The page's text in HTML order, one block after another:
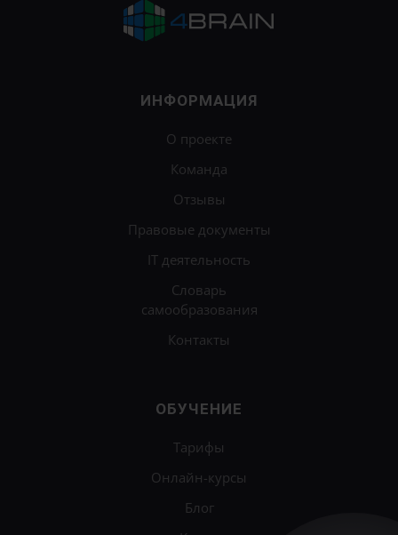
ИНФОРМАЦИЯ
О проекте
Команда
Отзывы
Правовые документы
IT деятельность
Словарь
самообразования
Контакты
ОБУЧЕНИЕ
Тарифы
Онлайн-курсы
Блог